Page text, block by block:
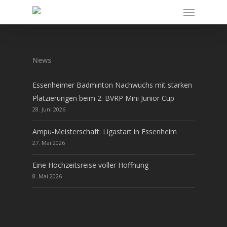
News
Essenheimer Badminton Nachwuchs mit starken
Platzierungen beim 2. BVRP Mini Junior Cup
28. Juni 2026
Ampu-Meisterschaft: Ligastart in Essenheim
27. Mai 2026
Eine Hochzeitsreise voller Hoffnung
8. Mai 2026